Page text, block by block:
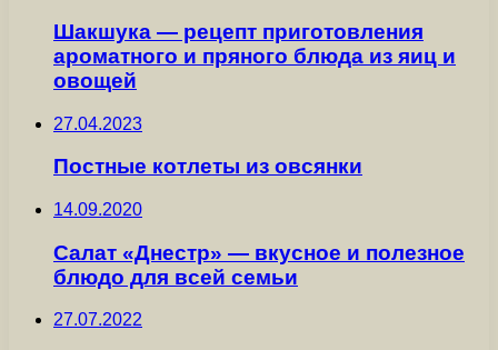
Шакшука — рецепт приготовления
ароматного и пряного блюда из яиц и
овощей
27.04.2023
Постные котлеты из овсянки
14.09.2020
Салат «Днестр» — вкусное и полезное
блюдо для всей семьи
27.07.2022